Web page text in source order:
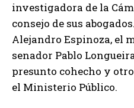
investigadora de la
consejo de sus
Alejandro Espinoza, el
senador Pablo
presunto cohecho y
el Ministerio Público.